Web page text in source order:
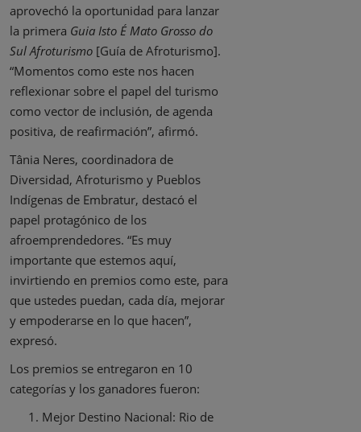
aprovechó la oportunidad para lanzar
la primera Guia Isto É Mato Grosso do
Sul Afroturismo [Guía de Afroturismo].
“Momentos como este nos hacen
reflexionar sobre el papel del turismo
como vector de inclusión, de agenda
positiva, de reafirmación”, afirmó.
Tânia Neres, coordinadora de
Diversidad, Afroturismo y Pueblos
Indígenas de Embratur, destacó el
papel protagónico de los
afroemprendedores. “Es muy
importante que estemos aquí,
invirtiendo en premios como este, para
que ustedes puedan, cada día, mejorar
y empoderarse en lo que hacen”,
expresó.
Los premios se entregaron en 10
categorías y los ganadores fueron:
Mejor Destino Nacional: Rio de